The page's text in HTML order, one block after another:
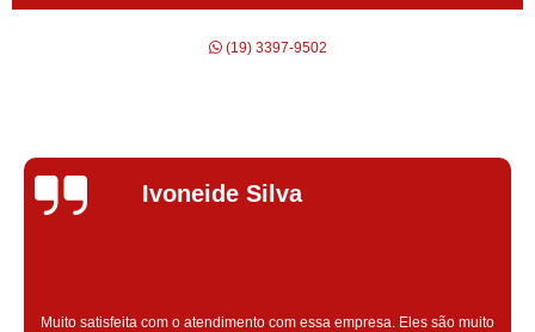
(19) 3397-9502
Silvana Alves
Super satisfeita com o serviço prestado, atendimento muito bom!